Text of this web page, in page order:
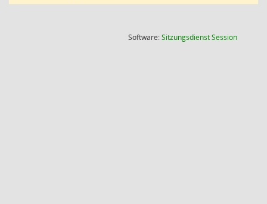
Software:SitzungsdienstSession(Wird in